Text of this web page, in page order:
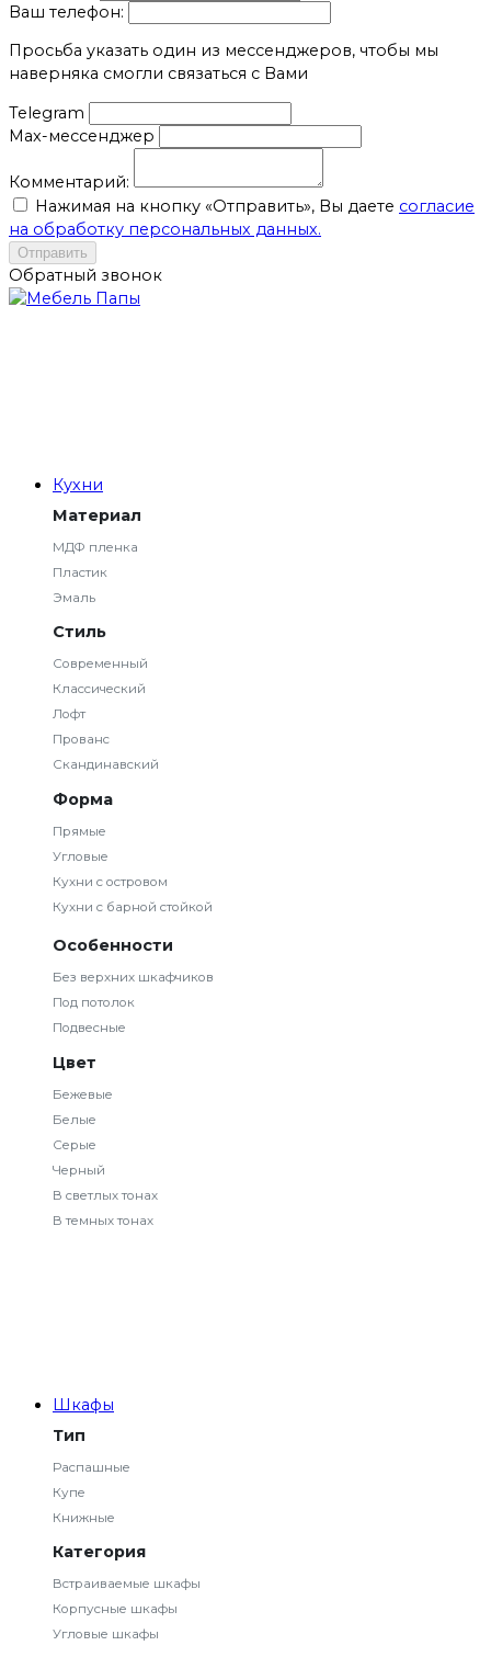
Ваш телефон:
Просьба указать один из мессенджеров, чтобы мы
наверняка смогли связаться с Вами
Telegram
Max-мессенджер
Комментарий:
Нажимая на кнопку «Отправить», Вы даете согласие
на обработку персональных данных.
Отправить
Обратный звонок
Кухни
Материал
МДФ пленка
Пластик
Эмаль
Стиль
Современный
Классический
Лофт
Прованс
Скандинавский
Форма
Прямые
Угловые
Кухни с островом
Кухни с барной стойкой
Особенности
Без верхних шкафчиков
Под потолок
Подвесные
Цвет
Бежевые
Белые
Серые
Черный
В светлых тонах
В темных тонах
Шкафы
Тип
Распашные
Купе
Книжные
Категория
Встраиваемые шкафы
Корпусные шкафы
Угловые шкафы